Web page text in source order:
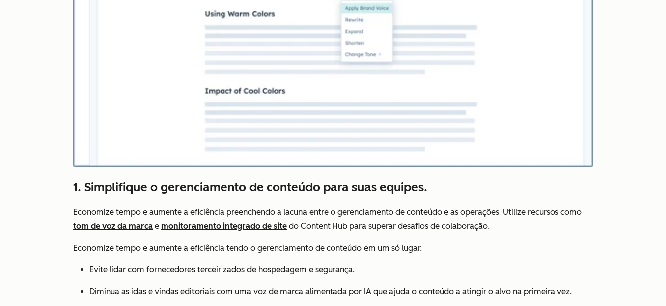
1. Simplifique o gerenciamento de conteúdo para suas equipes.
Economize tempo e aumente a eficiência preenchendo a lacuna entre o gerenciamento de conteúdo e as operações. Utilize recursos como
tom de voz da marca e monitoramento integrado de site do Content Hub para superar desafios de colaboração.
Economize tempo e aumente a eficiência tendo o gerenciamento de conteúdo em um só lugar.
Evite lidar com fornecedores terceirizados de hospedagem e segurança.
Diminua as idas e vindas editoriais com uma voz de marca alimentada por IA que ajuda o conteúdo a atingir o alvo na primeira vez.